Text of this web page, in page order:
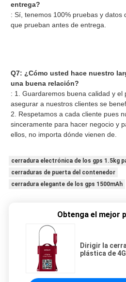
entrega?
: Sí, tenemos 100% pruebas y datos
que prueban antes de entrega.
Q7: ¿Cómo usted hace nuestro
una buena relación?
: 1. Guardaremos buena calidad y el
asegurar a nuestros clientes se
2. Respetamos a cada cliente pues
sinceramente para hacer negocio y
ellos, no importa dónde vienen de.
cerradura electrónica de los gps 1.5kg
cerraduras de puerta del contenedor
cerradura elegante de los gps 1500mAh
Obtenga el mejor
Dirigir la
plástica de